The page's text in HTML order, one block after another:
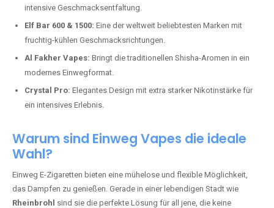
intensive Geschmacksentfaltung.
Elf Bar 600 & 1500: Eine der weltweit beliebtesten Marken mit
fruchtig-kühlen Geschmacksrichtungen.
Al Fakher Vapes: Bringt die traditionellen Shisha-Aromen in ein
modernes Einwegformat.
Crystal Pro: Elegantes Design mit extra starker Nikotinstärke für
ein intensives Erlebnis.
Warum sind Einweg Vapes die ideale
Wahl?
Einweg E-Zigaretten bieten eine mühelose und flexible Möglichkeit,
das Dampfen zu genießen. Gerade in einer lebendigen Stadt wie
Rheinbrohl sind sie die perfekte Lösung für all jene, die keine